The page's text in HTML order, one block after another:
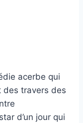
acerbe qui
des travers des
d’un jour qui